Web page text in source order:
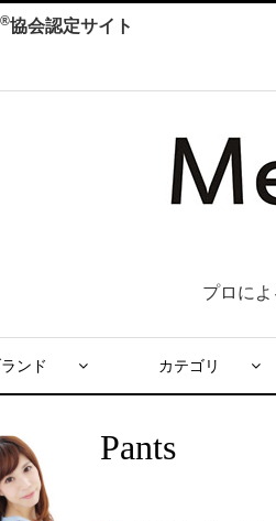
®協会認定サイト
プロに
ンド カテゴリ
Pants